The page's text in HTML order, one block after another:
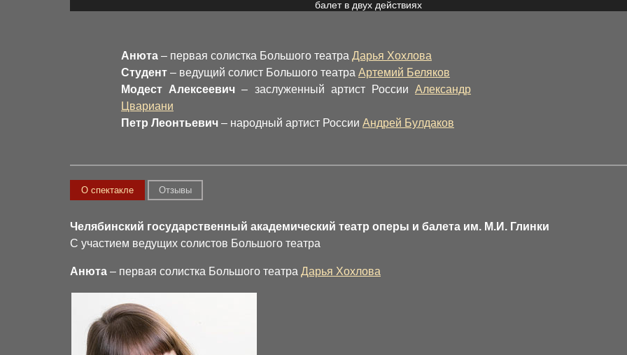
балет в двух действиях
Анюта – первая солистка Большого театра Дарья Хохлова
Студент – ведущий солист Большого театра Артемий Беляков
Модест Алексеевич – заслуженный артист РоссииАлександр
Цвариани
Петр Леонтьевич – народный артист России Андрей Булдаков
О спектакле Отзывы
Челябинский государственный академический театр оперы и балета им. М.И. Глинки
С участием ведущих солистов Большого театра
Анюта – первая солистка Большого театра Дарья Хохлова